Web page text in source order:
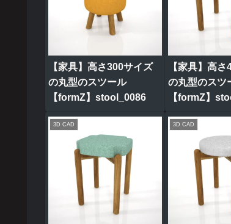
【家具】高さ300サイズ
の丸型のスツール
【formZ】stool_0086
【家具】高
の丸型のスツ
【formZ】
3D CAD 3D CAD